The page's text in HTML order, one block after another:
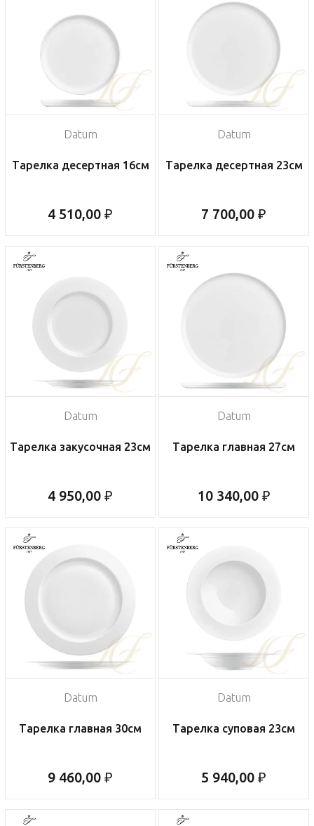
Datum
Тарелка десертная 16см
4 510,00 ₽
Datum
Тарелка десертная 23см
7 700,00 ₽
Datum
Тарелка закусочная 23см
4 950,00 ₽
Datum
Тарелка главная 27см
10 340,00 ₽
Datum
Тарелка главная 30см
9 460,00 ₽
Datum
Тарелка суповая 23см
5 940,00 ₽